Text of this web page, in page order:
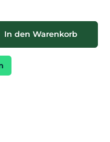
oder benutze die
In den Warenkorb